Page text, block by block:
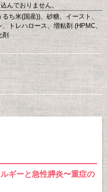
んでおりません。
るち米(国産))、砂糖、イースト、
トレハロース、増粘剤 (HPMC、
剤
ギーと急性膵炎〜重症の